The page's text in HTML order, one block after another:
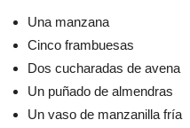
Una manzana
Cinco frambuesas
Dos cucharadas de avena
Un puñado de almendras
Un vaso de manzanilla fría